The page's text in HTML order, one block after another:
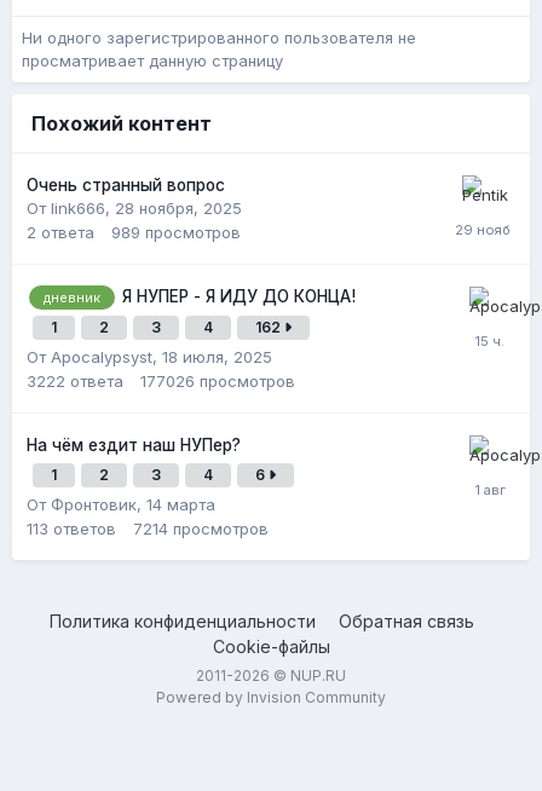
Ни одного зарегистрированного пользователя не
просматривает данную страницу
Похожий контент
Очень странный вопрос
От link666, 28 ноября, 2025
2 ответа 989 просмотров
дневник Я НУПЕР - Я ИДУ ДО КОНЦА!
1 2 3 4 162
От Apocalypsyst, 18 июля, 2025
3222 ответа 177026 просмотров
На чём ездит наш НУПер?
1 2 3 4 6
От Фронтовик, 14 марта
113 ответов 7214 просмотров
Политика конфиденциальности
Обратная связь
Cookie-файлы
2011-2026 © NUP.RU
Powered by Invision Community